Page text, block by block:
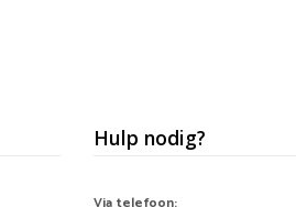
Hulp nodig?
Via telefoon: